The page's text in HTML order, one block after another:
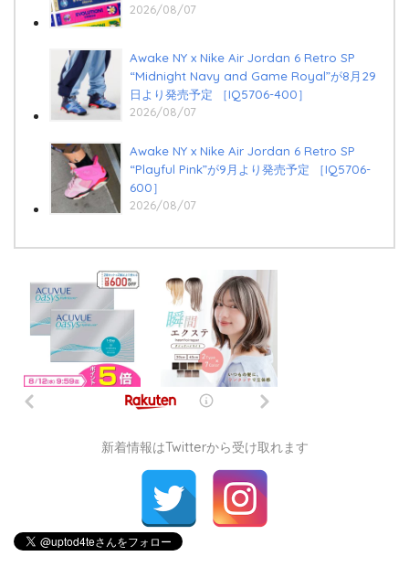
2026/08/07
Awake NY x Nike Air Jordan 6 Retro SP
“Midnight Navy and Game Royal”が8月29
日より発売予定 ［IQ5706-400］
2026/08/07
Awake NY x Nike Air Jordan 6 Retro SP
“Playful Pink”が9月より発売予定 ［IQ5706-
600］
2026/08/07
新着情報はTwitterから受け取れます